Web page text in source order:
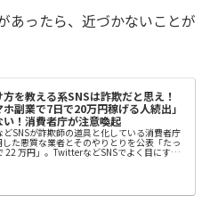
あったら、近づかないことが
を教える系SNSは詐欺だと思え！
ホ副業で7日で20万円稼げる人続出」
い！消費者庁が注意喚起
どSNSが詐欺師の道具と化している消費者庁
した悪質な業者とそのやりとりを公表「たっ
22 万円」。TwitterなどSNSでよく目にする
な簡単に稼げたら誰も苦労はしません。しか
げる人続出中！」などとうたって、自動集客